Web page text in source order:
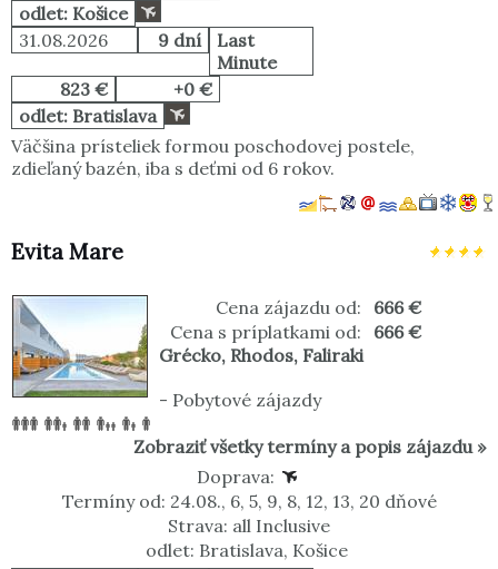
odlet: Košice
31.08.2026
9 dní
Last
Minute
823 €
+0 €
odlet: Bratislava
Väčšina prísteliek formou poschodovej postele,
zdieľaný bazén, iba s deťmi od 6 rokov.
Evita Mare
Cena zájazdu od:
666 €
Cena s príplatkami od:
666 €
Grécko, Rhodos, Faliraki
- Pobytové zájazdy
Zobraziť všetky termíny a popis zájazdu »
Doprava:
Termíny od: 24.08., 6, 5, 9, 8, 12, 13, 20 dňové
Strava: all Inclusive
odlet: Bratislava, Košice